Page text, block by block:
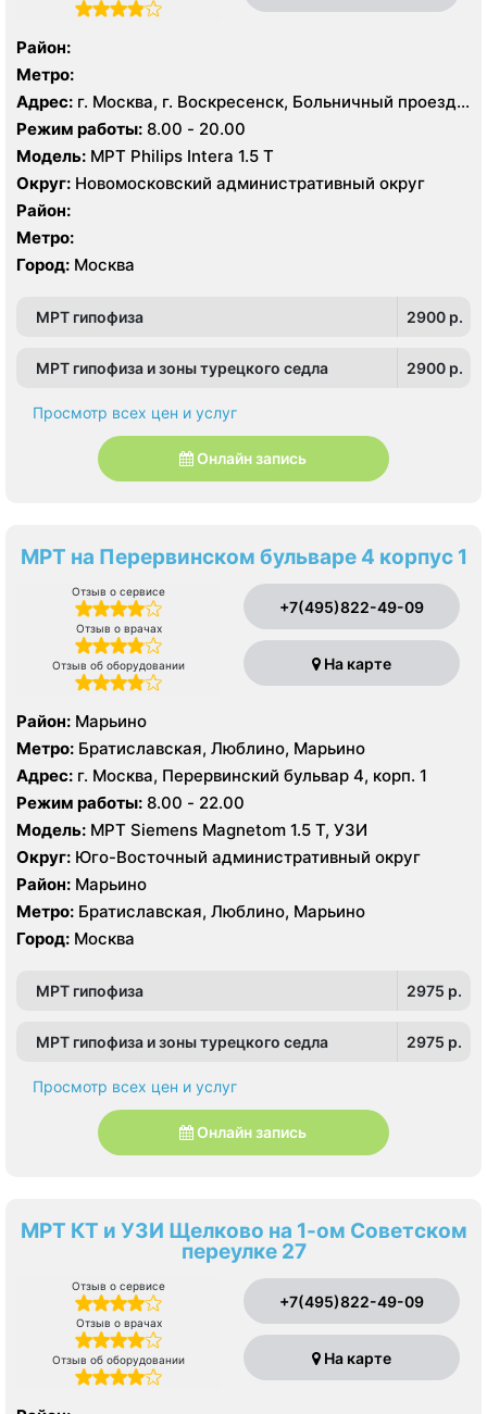
Район:
Метро:
Адрес: г. Москва, г. Воскресенск, Больничный проезд,
д. 1, корп. 8
Режим работы: 8.00 - 20.00
Модель: МРТ Philips Intera 1.5 T
Округ: Новомосковский административный округ
Район:
Метро:
Город: Москва
МРТ гипофиза 2900 p.
МРТ гипофиза и зоны турецкого седла 2900 p.
Просмотр всех цен и услуг
Онлайн запись
МРТ на Перервинском бульваре 4 корпус 1
Отзыв о сервисе
Отзыв о врачах
Отзыв об оборудовании
+7(495)822-49-09
На карте
Район: Марьино
Метро: Братиславская, Люблино, Марьино
Адрес: г. Москва, Перервинский бульвар 4, корп. 1
Режим работы: 8.00 - 22.00
Модель: МРТ Siemens Magnetom 1.5 Т, УЗИ
Округ: Юго-Восточный административный округ
Район: Марьино
Метро: Братиславская, Люблино, Марьино
Город: Москва
МРТ гипофиза 2975 p.
МРТ гипофиза и зоны турецкого седла 2975 p.
Просмотр всех цен и услуг
Онлайн запись
МРТ КТ и УЗИ Щелково на 1-ом Советском
переулке 27
Отзыв о сервисе
Отзыв о врачах
Отзыв об оборудовании
+7(495)822-49-09
На карте